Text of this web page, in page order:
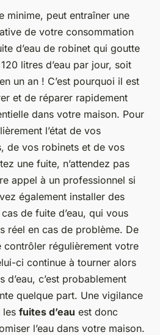
minime, peut entraîner une
de votre consommation
d’eau de robinet qui goutte
litres d’eau par jour, soit
un an ! C’est pourquoi il est
et de réparer rapidement
dans votre maison. Pour
l’état de vos
de vos robinets et de vos
une fuite, n’attendez pas
appel à un professionnel si
également installer des
de fuite d’eau, qui vous
réel en cas de problème. De
contrôler régulièrement votre
ci continue à tourner alors
d’eau, c’est probablement
quelque part. Une vigilance
les fuites d’eau est donc
l’eau dans votre maison.